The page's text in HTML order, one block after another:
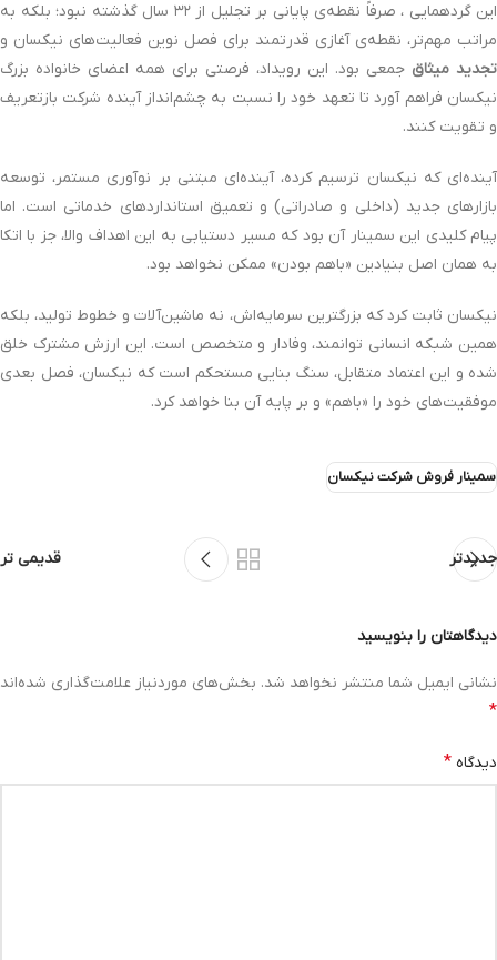
این گردهمایی ، صرفاً نقطه‌ی پایانی بر تجلیل از ۳۲ سال گذشته نبود؛ بلکه به
مراتب مهم‌تر، نقطه‌ی آغازی قدرتمند برای فصل نوین فعالیت‌های نیکسان و
تجدید میثاق جمعی بود. این رویداد، فرصتی برای همه اعضای خانواده بزرگ
نیکسان فراهم آورد تا تعهد خود را نسبت به چشم‌انداز آینده شرکت بازتعریف
و تقویت کنند.
آینده‌ای که نیکسان ترسیم کرده، آینده‌ای مبتنی بر نوآوری مستمر، توسعه
بازارهای جدید (داخلی و صادراتی) و تعمیق استانداردهای خدماتی است. اما
پیام کلیدی این سمینار آن بود که مسیر دستیابی به این اهداف والا، جز با اتکا
به همان اصل بنیادین «باهم بودن» ممکن نخواهد بود.
نیکسان ثابت کرد که بزرگترین سرمایه‌اش، نه ماشین‌آلات و خطوط تولید، بلکه
همین شبکه انسانی توانمند، وفادار و متخصص است. این ارزش مشترک خلق
شده و این اعتماد متقابل، سنگ بنایی مستحکم است که نیکسان، فصل بعدی
موفقیت‌های خود را «باهم» و بر پایه آن بنا خواهد کرد.
سمینار فروش شرکت نیکسان
جدیدتر قدیمی تر
دیدگاهتان را بنویسید
نشانی ایمیل شما منتشر نخواهد شد. بخش‌های موردنیاز علامت‌گذاری شده‌اند
*
دیدگاه *